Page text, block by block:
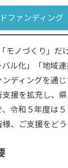
ファンディング
モノづくり」
ル化」「地域
ディングを通
援を拡充し、
令和５年度は
、ご支援をどう